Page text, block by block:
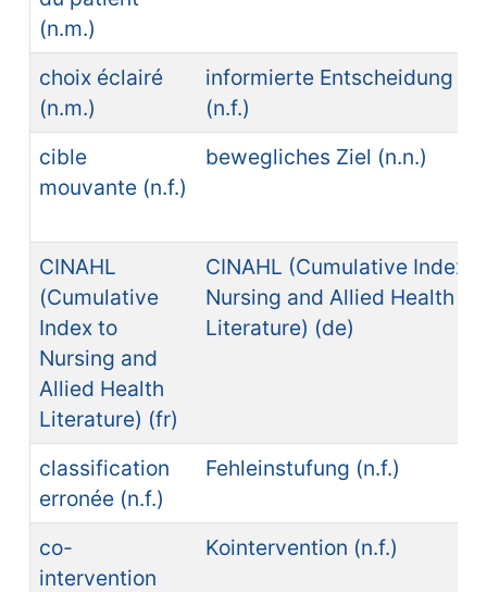
(n.m.)
choix éclairé
(n.m.)
informierte Entscheidung
(n.f.)
cible
mouvante (n.f.)
bewegliches Ziel (n.n.)
CINAHL
(Cumulative
Index to
Nursing and
Allied Health
Literature) (fr)
CINAHL (Cumulative Index
Nursing and Allied Health
Literature) (de)
classification
erronée (n.f.)
Fehleinstufung (n.f.)
co-
intervention
Kointervention (n.f.)